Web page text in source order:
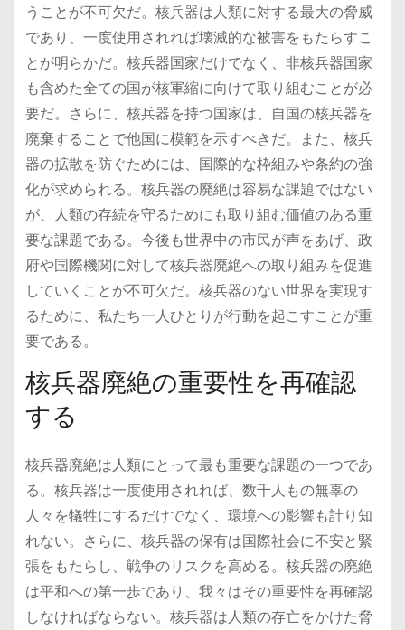
うことが不可欠だ。核兵器は人類に対する最大の脅威
であり、一度使用されれば壊滅的な被害をもたらすこ
とが明らかだ。核兵器国家だけでなく、非核兵器国家
も含めた全ての国が核軍縮に向けて取り組むことが必
要だ。さらに、核兵器を持つ国家は、自国の核兵器を
廃棄することで他国に模範を示すべきだ。また、核兵
器の拡散を防ぐためには、国際的な枠組みや条約の強
化が求められる。核兵器の廃絶は容易な課題ではない
が、人類の存続を守るためにも取り組む価値のある重
要な課題である。今後も世界中の市民が声をあげ、政
府や国際機関に対して核兵器廃絶への取り組みを促進
していくことが不可欠だ。核兵器のない世界を実現す
るために、私たち一人ひとりが行動を起こすことが重
要である。
核兵器廃絶の重要性を再確認
する
核兵器廃絶は人類にとって最も重要な課題の一つであ
る。核兵器は一度使用されれば、数千人もの無辜の
人々を犠牲にするだけでなく、環境への影響も計り知
れない。さらに、核兵器の保有は国際社会に不安と緊
張をもたらし、戦争のリスクを高める。核兵器の廃絶
は平和への第一歩であり、我々はその重要性を再確認
しなければならない。核兵器は人類の存亡をかけた脅